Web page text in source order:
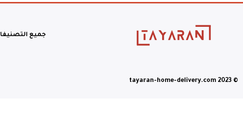
جميع
© tayaran-home-delivery.com 2023